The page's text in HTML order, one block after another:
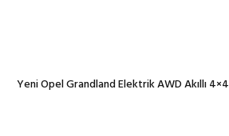
Yeni Opel Grandland Elektrik AWD Akıllı 4×4